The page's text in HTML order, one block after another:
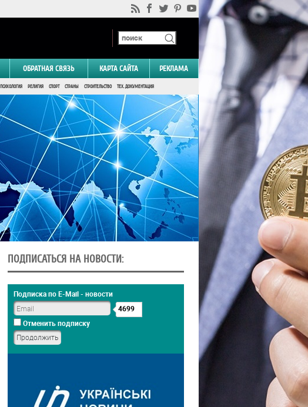
ОБРАТНАЯ СВЯЗЬ КАРТА САЙТА РЕКЛАМА
ПСИХОЛОГИЯ РЕЛИГИЯ СПОРТ СТРАНЫ СТРОИТЕЛЬСТВО ТЕХ. ДОКУМЕНТАЦИЯ
ПОДПИСАТЬСЯ НА НОВОСТИ:
Подписка по E-Mail - новости
4699
Отменить подписку